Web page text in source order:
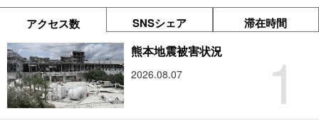
アクセス数 SNSシェア 滞在時間
1
熊本地震被害状況
2026.08.07